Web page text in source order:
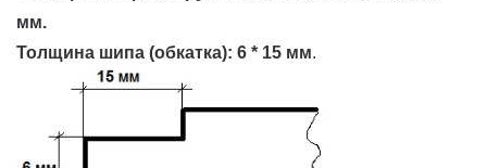
мм.
Толщина шипа (обкатка): 6 * 15 мм.